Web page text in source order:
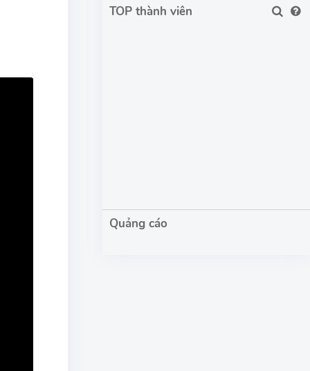
TOP thành viên